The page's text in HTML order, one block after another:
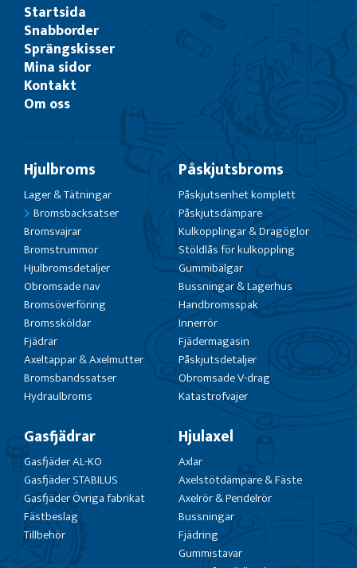
Startsida
Snabborder
Sprängskisser
Mina sidor
Kontakt
Om oss
Hjulbroms
Lager & Tätningar
Bromsbacksatser
Bromsvajrar
Bromstrummor
Hjulbromsdetaljer
Obromsade nav
Bromsöverföring
Bromssköldar
Fjädrar
Axeltappar & Axelmutter
Bromsbandssatser
Hydraulbroms
Påskjutsbroms
Påskjutsenhet komplett
Påskjutsdämpare
Kulkopplingar & Dragöglor
Stöldlås för kulkoppling
Gummibälgar
Bussningar & Lagerhus
Handbromsspak
Innerrör
Fjädermagasin
Påskjutsdetaljer
Obromsade V-drag
Katastrofvajer
Gasfjädrar
Gasfjäder AL-KO
Gasfjäder STABILUS
Gasfjäder Övriga fabrikat
Fästbeslag
Tillbehör
Hjulaxel
Axlar
Axelstötdämpare & Fäste
Axelrör & Pendelrör
Bussningar
Fjädring
Gummistavar